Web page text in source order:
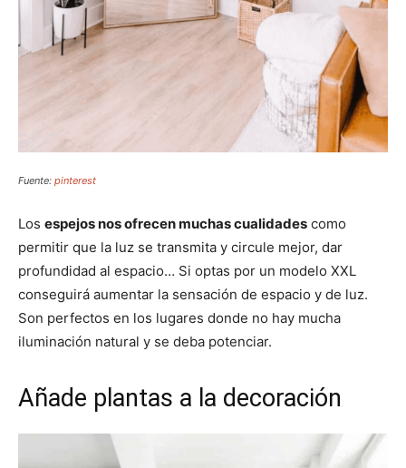
Fuente: pinterest
Los espejos nos ofrecen muchas cualidades como
permitir que la luz se transmita y circule mejor, dar
profundidad al espacio… Si optas por un modelo XXL
conseguirá aumentar la sensación de espacio y de luz.
Son perfectos en los lugares donde no hay mucha
iluminación natural y se deba potenciar.
Añade plantas a la decoración